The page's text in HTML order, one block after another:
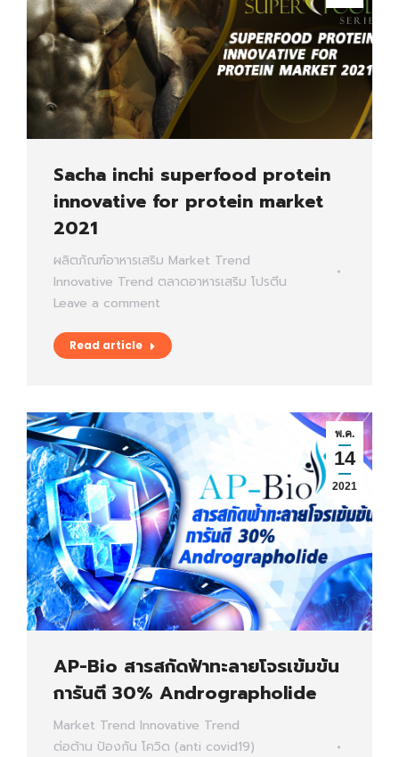
Sacha inchi superfood protein
innovative for protein market
2021
ผลิตภัณฑ์อาหารเสริม Market Trend
Innovative Trend ตลาดอาหารเสริม โปรตีน
Leave a comment
Read article
พ.ค.
14
2021
AP-Bio สารสกัดฟ้าทะลายโจรเข้มข้น
การันตี 30% Andrographolide
Market Trend Innovative Trend
ต่อต้าน ป้องกัน โควิด (anti covid19)